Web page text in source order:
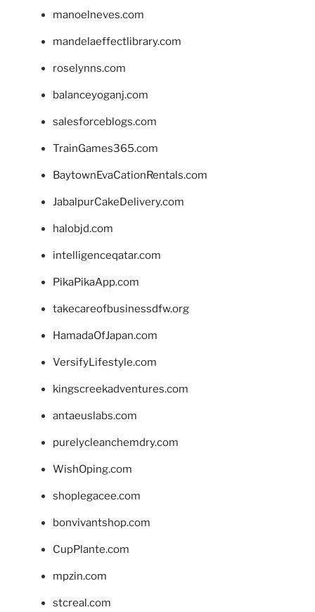
manoelneves.com
mandelaeffectlibrary.com
roselynns.com
balanceyoganj.com
salesforceblogs.com
TrainGames365.com
BaytownEvaCationRentals.com
JabalpurCakeDelivery.com
halobjd.com
intelligenceqatar.com
PikaPikaApp.com
takecareofbusinessdfw.org
HamadaOfJapan.com
VersifyLifestyle.com
kingscreekadventures.com
antaeuslabs.com
purelycleanchemdry.com
WishOping.com
shoplegacee.com
bonvivantshop.com
CupPlante.com
mpzin.com
stcreal.com